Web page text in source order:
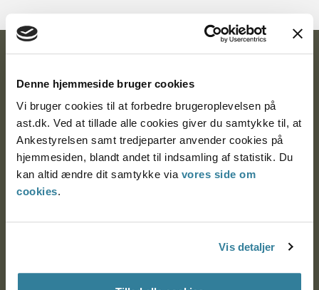
Denne hjemmeside bruger cookies
Vi bruger cookies til at forbedre brugeroplevelsen på
ast.dk. Ved at tillade alle cookies giver du samtykke til, at
Ankestyrelsen samt tredjeparter anvender cookies på
hjemmesiden, blandt andet til indsamling af statistik. Du
kan altid ændre dit samtykke via vores side om
cookies.
Vis detaljer
Postadresse:
Nytorv 7, 2. sal
9000 Aalborg
Ankestyrelsen Aalborg